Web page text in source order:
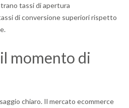
tassi di apertura
di conversione superiori rispetto
momento di
chiaro. Il mercato ecommerce